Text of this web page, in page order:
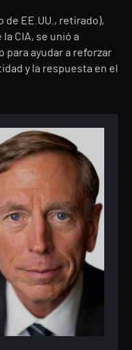
de EE.UU., retirado),
CIA, se unió a
para ayudar a reforzar
y la respuesta en el